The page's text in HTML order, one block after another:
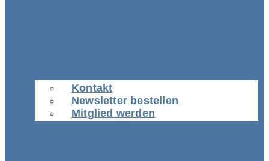
Kontakt
Newsletter bestellen
Mitglied werden